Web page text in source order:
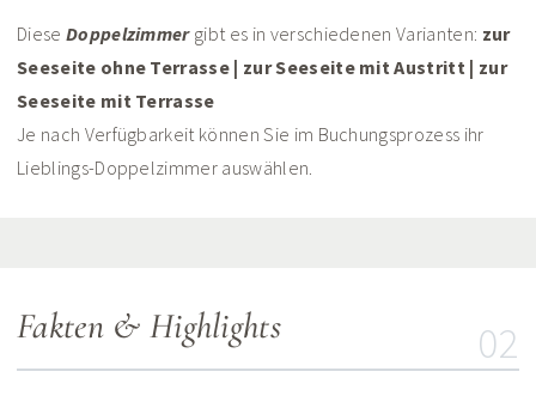
Diese Doppelzimmergibt es in verschiedenen Varianten: zur
Seeseite ohne Terrasse | zur Seeseite mit Austritt | zur
Seeseite mit Terrasse
Je nach Verfügbarkeit können Sie im Buchungsprozess ihr
Lieblings-Doppelzimmer auswählen.
Fakten & Highlights 02